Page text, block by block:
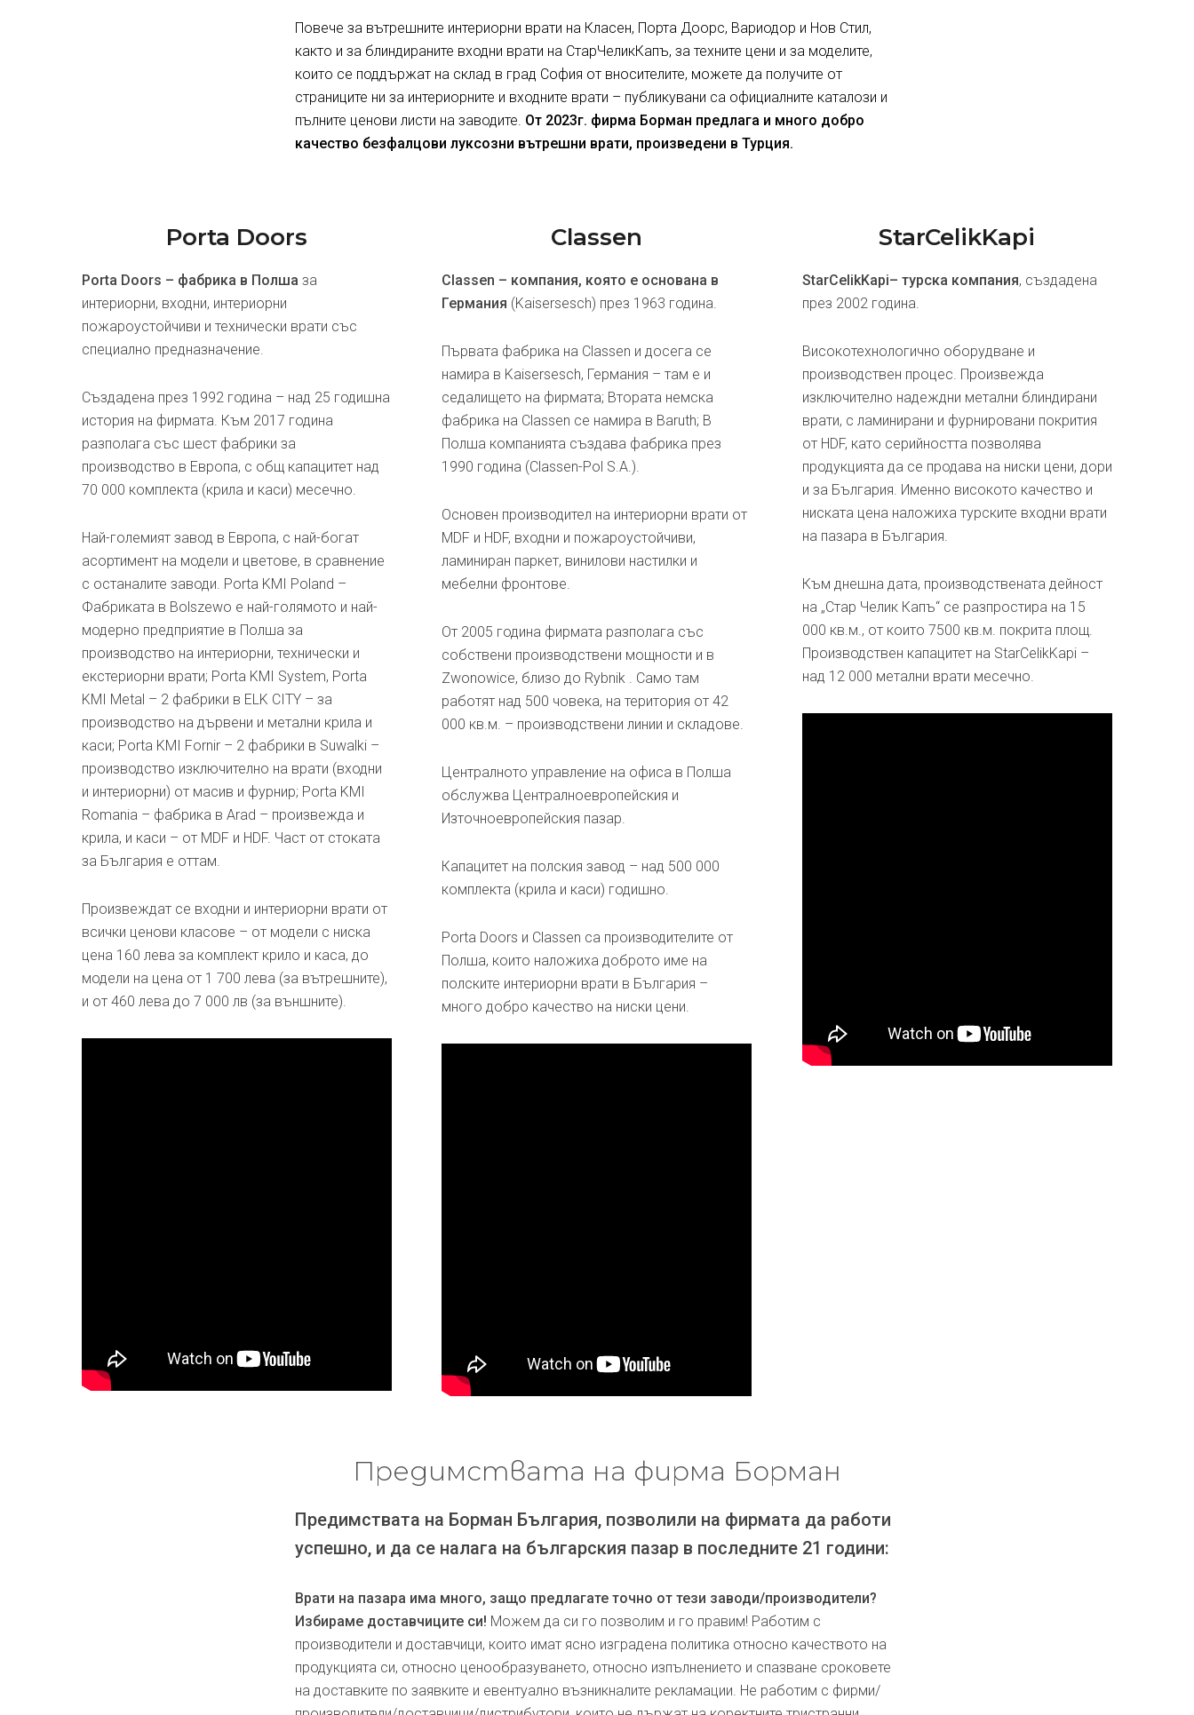
Повече за вътрешните интериорни врати на Класен, Порта Доорс, Вариодор и Нов Стил,
както и за блиндираните входни врати на СтарЧеликКапъ, за техните цени и за моделите,
които се поддържат на склад в град София от вносителите, можете да получите от
страниците ни за интериорните и входните врати – публикувани са официалните каталози и
пълните ценови листи на заводите. От 2023г. фирма Борман предлага и много добро
качество безфалцови луксозни вътрешни врати, произведени в Турция.
Porta Doors
Porta Doors – фабрика в Полша за
интериорни, входни, интериорни
пожароустойчиви и технически врати със
специално предназначение.
Създадена през 1992 година – над 25 годишна
история на фирмата. Към 2017 година
разполага със шест фабрики за
производство в Европа, с общ капацитет над
70 000 комплекта (крила и каси) месечно.
Най-големият завод в Европа, с най-богат
асортимент на модели и цветове, в сравнение
с останалите заводи. Porta KMI Poland –
Фабриката в Bolszewo е най-голямото и най-
модерно предприятие в Полша за
производство на интериорни, технически и
екстериорни врати; Porta KMI System, Porta
KMI Metal – 2 фабрики в ELK CITY – за
производство на дървени и метални крила и
каси; Porta KMI Fornir – 2 фабрики в Suwalki –
производство изключително на врати (входни
и интериорни) от масив и фурнир; Porta KMI
Romania – фабрика в Arad – произвежда и
крила, и каси – от MDF и HDF. Част от стоката
за България е оттам.
Произвеждат се входни и интериорни врати от
всички ценови класове – от модели с ниска
цена 160 лева за комплект крило и каса, до
модели на цена от 1 700 лева (за вътрешните),
и от 460 лева до 7 000 лв (за външните).
Classen
Classen – компания, която е основана в
Германия (Kaisersesch) през 1963 година.
Първата фабрика на Classen и досега се
намира в Kaisersesch, Германия – там е и
седалището на фирмата; Втората немска
фабрика на Classen се намира в Baruth; В
Полша компанията създава фабрика през
1990 година (Classen-Pol S.A.).
Основен производител на интериорни врати от
MDF и HDF, входни и пожароустойчиви,
ламиниран паркет, винилови настилки и
мебелни фронтове.
От 2005 година фирмата разполага със
собствени производствени мощности и в
Zwonowice, близо до Rybnik . Само там
работят над 500 човека, на територия от 42
000 кв.м. – производствени линии и складове.
Централното управление на офиса в Полша
обслужва Централноевропейския и
Източноевропейския пазар.
Капацитет на полския завод – над 500 000
комплекта (крила и каси) годишно.
Porta Doors и Classen са производителите от
Полша, които наложиха доброто име на
полските интериорни врати в България –
много добро качество на ниски цени.
StarCelikKapi
StarCelikKapi– турска компания, създадена
през 2002 година.
Високотехнологично оборудване и
производствен процес. Произвежда
изключително надеждни метални блиндирани
врати, с ламинирани и фурнировани покрития
от HDF, като серийността позволява
продукцията да се продава на ниски цени, дори
и за България. Именно високото качество и
ниската цена наложиха турските входни врати
на пазара в България.
Към днешна дата, производствената дейност
на „Стар Челик Капъ“ се разпростира на 15
000 кв.м., от които 7500 кв.м. покрита площ.
Производствен капацитет на StarCelikKapi –
над 12 000 метални врати месечно.
Предимствата на фирма Борман
Предимствата на Борман България, позволили на фирмата да работи
успешно, и да се налага на българския пазар в последните 21 години:
Врати на пазара има много, защо предлагате точно от тези заводи/производители?
Избираме доставчиците си! Можем да си го позволим и го правим! Работим с
производители и доставчици, които имат ясно изградена политика относно качеството на
продукцията си, относно ценообразуването, относно изпълнението и спазване сроковете
на доставките по заявките и евентуално възникналите рекламации. Не работим с фирми/